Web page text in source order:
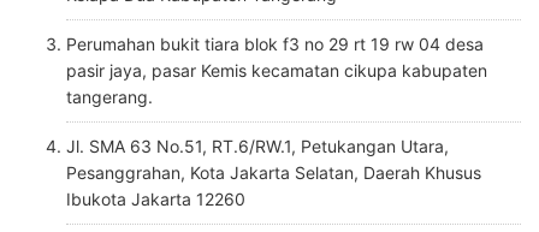
Perumahan bukit tiara blok f3 no 29 rt 19 rw 04 desa
pasir jaya, pasar Kemis kecamatan cikupa kabupaten
tangerang.
Jl. SMA 63 No.51, RT.6/RW.1, Petukangan Utara,
Pesanggrahan, Kota Jakarta Selatan, Daerah Khusus
Ibukota Jakarta 12260